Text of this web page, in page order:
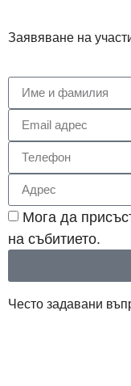
Заявяване на
Мога да
на събитието.
Често задавани